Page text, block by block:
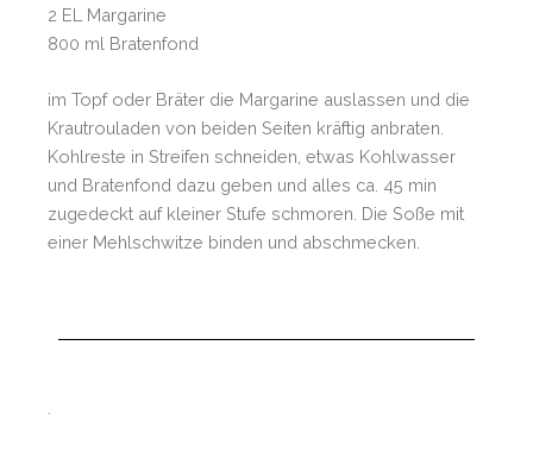
2 EL Margarine
800 ml Bratenfond
im Topf oder Bräter die Margarine auslassen und die
Krautrouladen von beiden Seiten kräftig anbraten.
Kohlreste in Streifen schneiden, etwas Kohlwasser
und Bratenfond dazu geben und alles ca. 45 min
zugedeckt auf kleiner Stufe schmoren. Die Soße mit
einer Mehlschwitze binden und abschmecken.